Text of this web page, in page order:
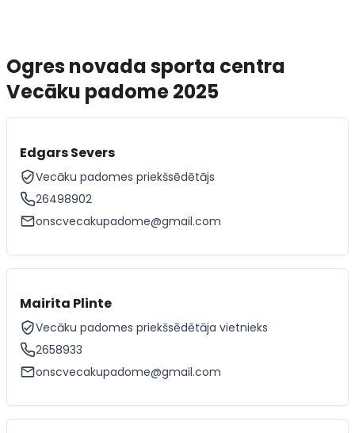
Ogres novada sporta centra
Vecāku padome 2025
Edgars Severs
Vecāku padomes priekšsēdētājs
26498902
onscvecakupadome@gmail.com
Mairita Plinte
Vecāku padomes priekšsēdētāja vietnieks
2658933
onscvecakupadome@gmail.com